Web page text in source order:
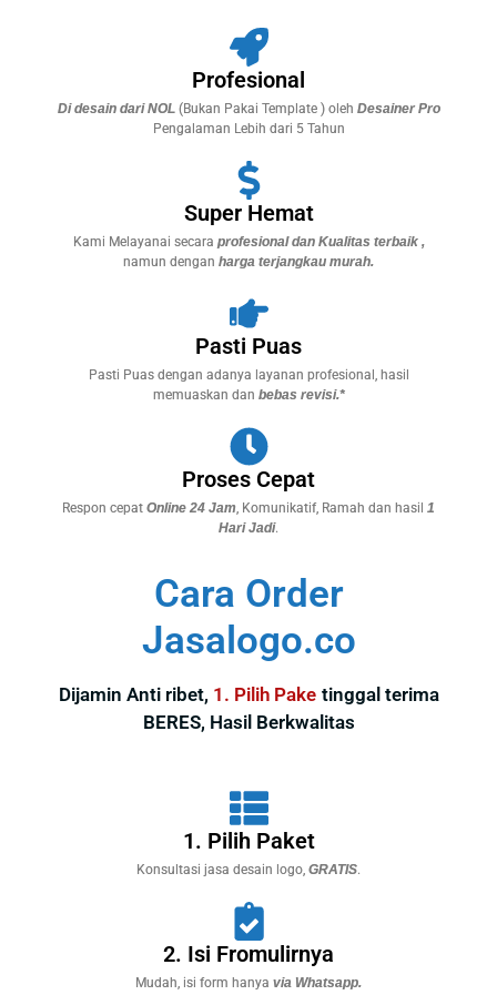
Profesional
Di desain dari NOL(Bukan Pakai Template ) oleh Desainer Pro
Pengalaman Lebih dari 5 Tahun
Super Hemat
Kami Melayanai secara profesional dan Kualitas terbaik ,
namun dengan harga terjangkau murah.
Pasti Puas
Pasti Puas dengan adanya layanan profesional, hasil
memuaskan dan bebas revisi.*
Proses Cepat
Respon cepat Online 24 Jam, Komunikatif, Ramah dan hasil 1
Hari Jadi.
Cara Order
Jasalogo.co
Dijamin Anti ribet,1. Pilih Paketn tinggal terima
BERES, Hasil Berkwalitas
1. Pilih Paket
Konsultasi jasa desain logo, GRATIS.
2. Isi Fromulirnya
Mudah, isi form hanya via Whatsapp.